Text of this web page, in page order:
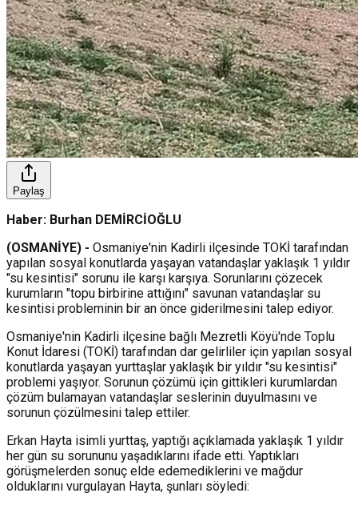
Paylaş
Haber: Burhan DEMİRCİOĞLU
(OSMANİYE) - Osmaniye'nin Kadirli ilçesinde TOKİ tarafından
yapılan sosyal konutlarda yaşayan vatandaşlar yaklaşık 1 yıldır
"su kesintisi" sorunu ile karşı karşıya. Sorunlarını çözecek
kurumların "topu birbirine attığını" savunan vatandaşlar su
kesintisi probleminin bir an önce giderilmesini talep ediyor.
Osmaniye'nin Kadirli ilçesine bağlı Mezretli Köyü'nde Toplu
Konut İdaresi (TOKİ) tarafından dar gelirliler için yapılan sosyal
konutlarda yaşayan yurttaşlar yaklaşık bir yıldır "su kesintisi"
problemi yaşıyor. Sorunun çözümü için gittikleri kurumlardan
çözüm bulamayan vatandaşlar seslerinin duyulmasını ve
sorunun çözülmesini talep ettiler.
Erkan Hayta isimli yurttaş, yaptığı açıklamada yaklaşık 1 yıldır
her gün su sorununu yaşadıklarını ifade etti. Yaptıkları
görüşmelerden sonuç elde edemediklerini ve mağdur
olduklarını vurgulayan Hayta, şunları söyledi: